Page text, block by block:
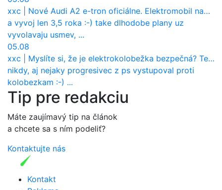
xxc
Nové Audi A2 e-tron oficiálne. Elektromobil namiesto hliníka a spaľovacích motorov
a vyvoj len 3,5 roka :-) take dlhodobe plany uz
vyvolavaju usmev, ...
05.08
xxc
Myslíte si, že je elektrokolobežka bezpečná? Tento test odhalil vážny problém
nikdy, aj nejaky progresivec z ps vystupoval proti
kolobezkam :-) ...
Tip pre redakciu
Máte zaujímavý tip na článok
a chcete sa s ním podeliť?
Kontaktujte nás
Kontakt